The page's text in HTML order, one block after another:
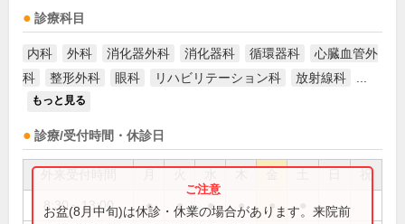
診療科目
内科 外科 消化器外科 消化器科 循環器科
心臓血管外
科
整形外科 眼科 リハビリテーション科 放射線科
もっと見る
診療/受付時間・休診日
祝
8:30～13:00 ● ● ● ● ●
お盆(8月中旬)は休診・休業の場合があります。来院前